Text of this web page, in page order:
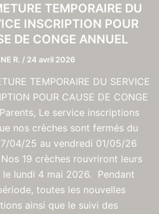
TEMPORAIRE DU
INSCRIPTION POUR
DE CONGE ANNUEL
R. / 24 avril 2026
TEMPORAIRE DU SERVICE
POUR CAUSE DE CONGE
Le service inscriptions
nos crèches sont fermés du
04/25 au vendredi 01/05/26
19 crèches rouvriront leurs
lundi 4 mai 2026. Pendant
toutes les nouvelles
ainsi que le suivi des